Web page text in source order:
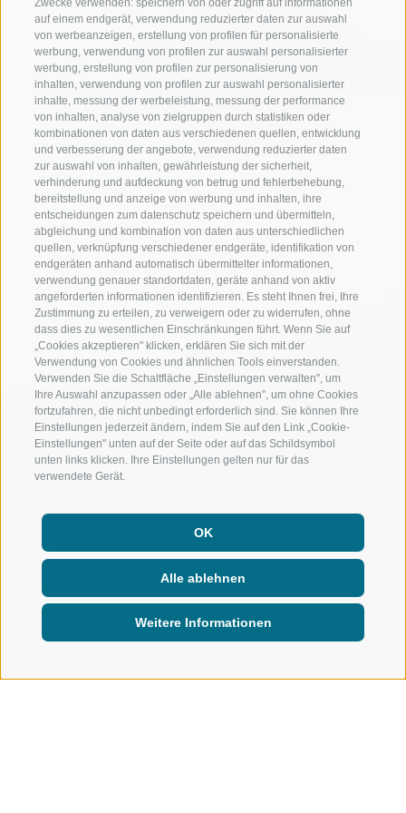
auf einem endgerät, verwendung reduzierter daten zur auswahl
von werbeanzeigen, erstellung von profilen für personalisierte
werbung, verwendung von profilen zur auswahl personalisierter
werbung, erstellung von profilen zur personalisierung von
inhalten, verwendung von profilen zur auswahl personalisierter
inhalte, messung der werbeleistung, messung der performance
von inhalten, analyse von zielgruppen durch statistiken oder
kombinationen von daten aus verschiedenen quellen, entwicklung
und verbesserung der angebote, verwendung reduzierter daten
zur auswahl von inhalten, gewährleistung der sicherheit,
verhinderung und aufdeckung von betrug und fehlerbehebung,
bereitstellung und anzeige von werbung und inhalten, ihre
entscheidungen zum datenschutz speichern und übermitteln,
abgleichung und kombination von daten aus unterschiedlichen
quellen, verknüpfung verschiedener endgeräte, identifikation von
endgeräten anhand automatisch übermittelter informationen,
verwendung genauer standortdaten, geräte anhand von aktiv
angeforderten informationen identifizieren. Es steht Ihnen frei, Ihre
Zustimmung zu erteilen, zu verweigern oder zu widerrufen, ohne
dass dies zu wesentlichen Einschränkungen führt. Wenn Sie auf
„Cookies akzeptieren" klicken, erklären Sie sich mit der
Verwendung von Cookies und ähnlichen Tools einverstanden.
Verwenden Sie die Schaltfläche „Einstellungen verwalten", um
Ihre Auswahl anzupassen oder „Alle ablehnen", um ohne Cookies
fortzufahren, die nicht unbedingt erforderlich sind. Sie können Ihre
Einstellungen jederzeit ändern, indem Sie auf den Link „Cookie-
Einstellungen" unten auf der Seite oder auf das Schildsymbol
unten links klicken. Ihre Einstellungen gelten nur für das
verwendete Gerät.
OK
Alle ablehnen
Weitere Informationen